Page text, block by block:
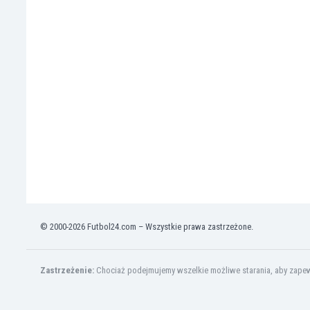
Kirgistan
Korea Południowa
© 2000-2026 Futbol24.com – Wszystkie prawa zastrzeżone.
Zastrzeżenie: Chociaż podejmujemy wszelkie możliwe starania, aby